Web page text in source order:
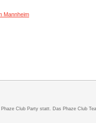
Club Party statt. Das Phaze Club